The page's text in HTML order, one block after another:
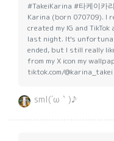
#TakeiKarina #타케이카
Karina (born 070709). I
created my IG and
last night. It's
ended, but I still really
from my X icon my
tiktok.com/
sml(´ω｀)♪